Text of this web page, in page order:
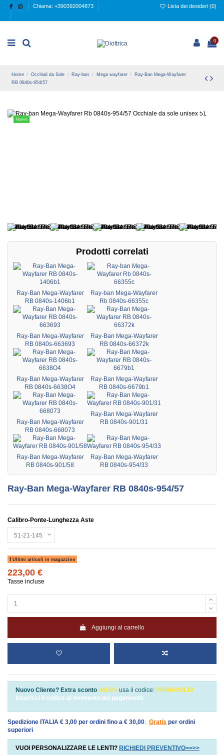
Chiama: +390392004873 Lista dei desideri (0)
0
Home Occhiali da Sole Ray-ban Mega wayfarer
Ray-Ban Mega-Wayfarer
RB 0840s-954/57
Nuovo
Prodotti correlati
Ray-Ban Mega-Wayfarer
RB 0840s-1406b1
Ray-ban Mega-Wayfarer
Rb 0840s-66355c
Ray-Ban Mega-Wayfarer
RB 0840s-663693
Ray-Ban Mega-Wayfarer
RB 0840s-66372k
Ray-Ban Mega-Wayfarer
RB 0840s-6638O4
Ray-Ban Mega-Wayfarer
RB 0840s-6679b1
Ray-Ban Mega-Wayfarer
RB 0840s-668073
Ray-Ban Mega-Wayfarer
RB 0840s-901/31
Ray-Ban Mega-Wayfarer
RB 0840s-901/58
Ray-Ban Mega-Wayfarer
RB 0840s-954/33
Ray-Ban Mega-Wayfarer RB 0840s-954/57
Calibro-Ponte-Lunghezza Aste
Ultimi articoli in magazzino
223,00 €
Tasse incluse
Aggiungi al carrello
Nuovo Cliente? Extra sconto del 5% usa il codice: PRIMAVOLTA
Inserisci il codice al momento del pagamento
Spedizione ITALIA € 3,00 per ordini fino a € 30,00. Gratis per ordini
superiori
VUOI PERSONALIZZARE LE LENTI? RICHIEDI PREVENTIVO==>>